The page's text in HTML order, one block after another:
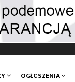
OGŁOSZENIA